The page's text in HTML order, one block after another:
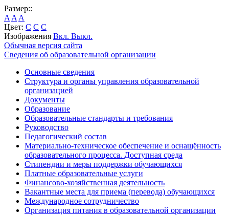
Размер::
A A A
Цвет: C C C
Изображения Вкл. Выкл.
Обычная версия сайта
Сведения об образовательной организации
Основные сведения
Структура и органы управления образовательной
организацией
Документы
Образование
Образовательные стандарты и требования
Руководство
Педагогический состав
Материально-техническое обеспечение и оснащённость
образовательного процесса. Доступная среда
Стипендии и меры поддержки обучающихся
Платные образовательные услуги
Финансово-хозяйственная деятельность
Вакантные места для приема (перевода) обучающихся
Международное сотрудничество
Организация питания в образовательной организации